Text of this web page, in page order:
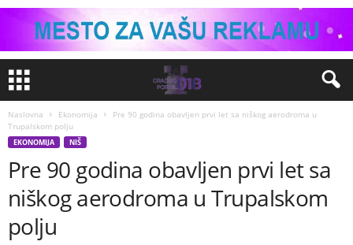
Naslovna Ekonomija
Pre 90 godina obavljen prvi let sa niškog aerodroma u
Trupalskom polju
EKONOMIJA NIŠ
Pre 90 godina obavljen prvi let sa
niškog aerodroma u Trupalskom
polju